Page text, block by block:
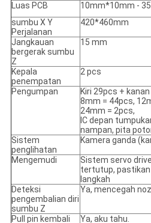
Luas PCB
10mm*10mm -
sumbu X Y
Perjalanan
420*460mm
Jangkauan
bergerak sumbu
Z
15 mm
Kepala
penempatan
2 pcs
Pengumpan
Kiri 29pcs +
8mm = 44pcs,
24mm = 2pcs,
IC depan
nampan, pita
Sistem
penglihatan
Kamera ganda
Mengemudi
Sistem servo
tertutup, pastikan
langkah
Deteksi
pengembalian diri
sumbu Z
Ya, mencegah
Pull pin kembali
Ya, aku tahu.